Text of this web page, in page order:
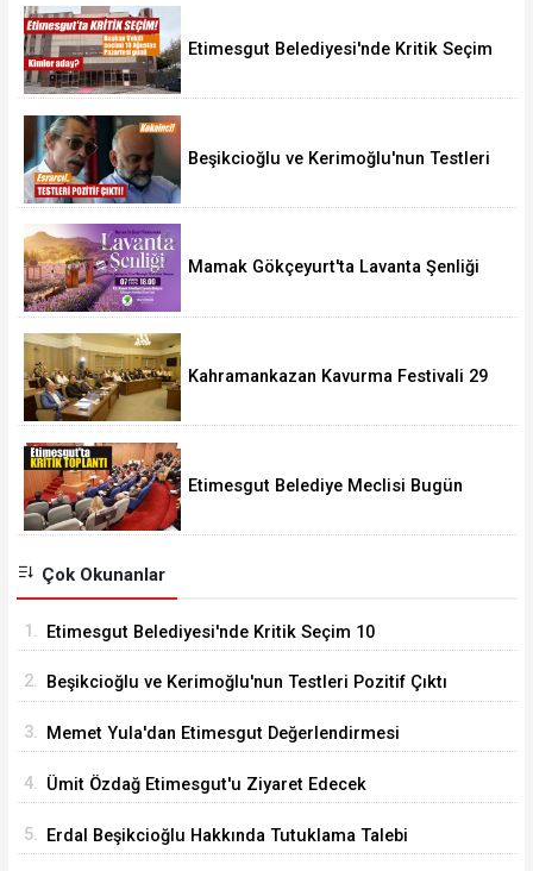
Etimesgut Belediyesi'nde Kritik Seçim
Beşikcioğlu ve Kerimoğlu'nun Testleri
Mamak Gökçeyurt'ta Lavanta Şenliği
Kahramankazan Kavurma Festivali 29
Etimesgut Belediye Meclisi Bugün
Çok Okunanlar
1. Etimesgut Belediyesi'nde Kritik Seçim 10
2. Beşikcioğlu ve Kerimoğlu'nun Testleri Pozitif Çıktı
3. Memet Yula'dan Etimesgut Değerlendirmesi
4. Ümit Özdağ Etimesgut'u Ziyaret Edecek
5. Erdal Beşikcioğlu Hakkında Tutuklama Talebi